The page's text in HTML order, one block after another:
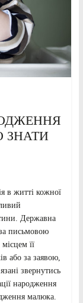
ЗНАТИ
в житті кожної
Державна
письмовою
її
або за заявою,
звернутись
народження
малюка.